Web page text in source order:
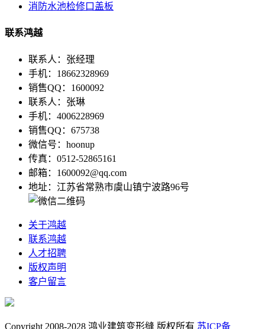
消防水池检修口盖板
联系鸿越
联系人：张经理
手机：18662328969
销售QQ：1600092
联系人：张琳
手机：4006228969
销售QQ：675738
微信号：hoonup
传真：0512-52865161
邮箱：1600092@qq.com
地址：江苏省常熟市虞山镇宁波路96号
关于鸿越
联系鸿越
人才招聘
版权声明
客户留言
Copyright 2008-2028 鸿业建筑变形缝 版权所有 苏ICP备